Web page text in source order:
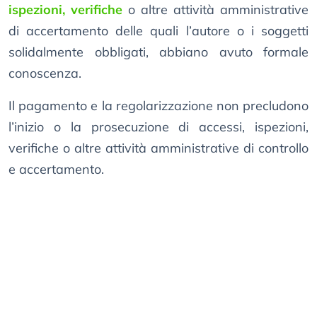
ispezioni, verifiche o altre attività amministrative
di accertamento delle quali l’autore o i soggetti
solidalmente obbligati, abbiano avuto formale
conoscenza.
Il pagamento e la regolarizzazione non precludono
l’inizio o la prosecuzione di accessi, ispezioni,
verifiche o altre attività amministrative di controllo
e accertamento.